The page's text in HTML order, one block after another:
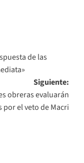
de las
Siguiente:
obreras evaluarán
por el veto de Macri